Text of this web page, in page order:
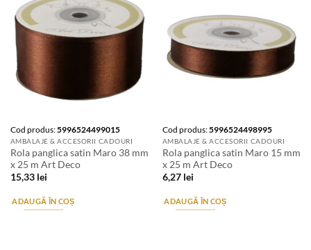
Cod produs:5996524499015
AMBALAJE & ACCESORII CADOURI
Rola panglica satin Maro 38 mm
x 25 m Art Deco
15,33 lei
ADAUGĂ ÎN COȘ
Cod produs:5996524498995
AMBALAJE & ACCESORII CADOURI
Rola panglica satin Maro 15 mm
x 25 m Art Deco
6,27 lei
ADAUGĂ ÎN COȘ